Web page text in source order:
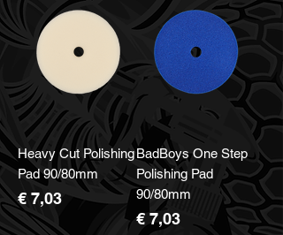
Heavy Cut Polishing
Pad 90/80mm
Prijs
€ 7,03
BadBoys One Step
Polishing Pad
90/80mm
Prijs
€ 7,03